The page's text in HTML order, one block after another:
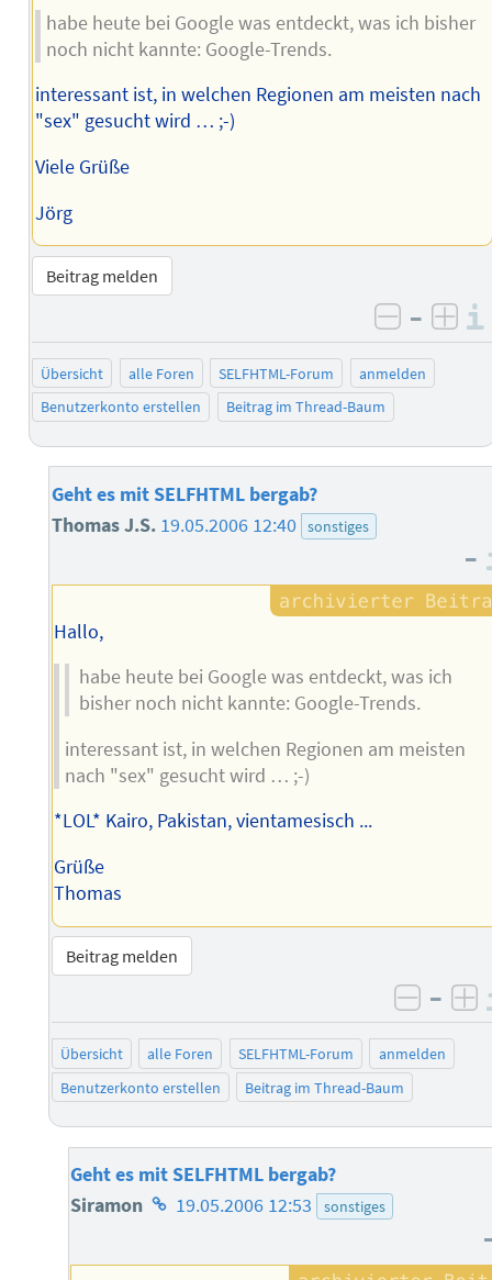
habe heute bei Google was entdeckt, was ich bisher
noch nicht kannte: Google-Trends.
interessant ist, in welchen Regionen am meisten nach
"sex" gesucht wird … ;-)
Viele Grüße
Jörg
Beitrag melden
negativ
–
Übersicht alle Foren SELFHTML-Forum
anmelden
Benutzerkonto erstellen
Beitrag im Thread-Baum
Geht es mit SELFHTML bergab?
Thomas J.S. 19.05.2006 12:40 sonstiges
–
Hallo,
habe heute bei Google was entdeckt, was ich
bisher noch nicht kannte: Google-Trends.
interessant ist, in welchen Regionen am meisten
nach "sex" gesucht wird … ;-)
*LOL* Kairo, Pakistan, vientamesisch ...
Grüße
Thomas
Beitrag melden
–
Übersicht alle Foren SELFHTML-Forum
anmelden
Benutzerkonto erstellen
Beitrag im Thread-Baum
Geht es mit SELFHTML bergab?
Siramon Homepage
Autors
19.05.2006 12:53 sonstiges